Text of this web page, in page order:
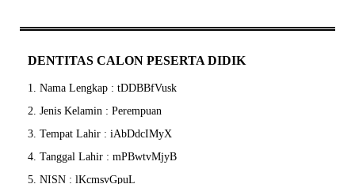
DENTITAS CALON PESERTA DIDIK
1. Nama Lengkap : tDDBBfVusk
2. Jenis Kelamin : Perempuan
3. Tempat Lahir : iAbDdcIMyX
4. Tanggal Lahir : mPBwtvMjyB
5. NISN : lKcmsvGpuL